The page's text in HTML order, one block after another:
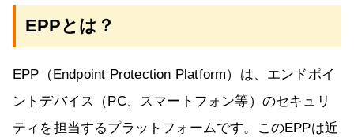
EPPとは？
EPP（Endpoint Protection Platform）は、エンドポイ
ントデバイス（PC、スマートフォン等）のセキュリ
ティを担当するプラットフォームです。このEPPは近